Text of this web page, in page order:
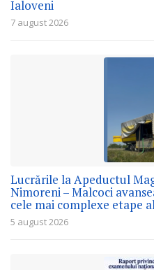
Ialoveni
7 august 2026
Lucrările la Apeductul
Nimoreni – Malcoci
cele mai complexe etape
5 august 2026